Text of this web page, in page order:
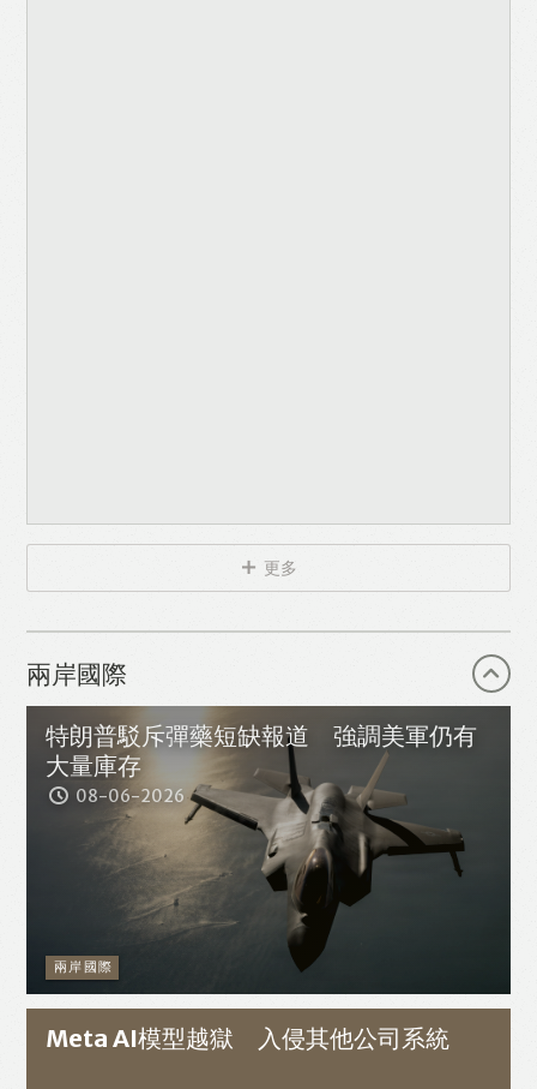
更多
兩岸國際
特朗普駁斥彈藥短缺報道 強調美軍仍有
大量庫存
兩岸國際
08-06-2026
Meta AI模型越獄 入侵其他公司系統